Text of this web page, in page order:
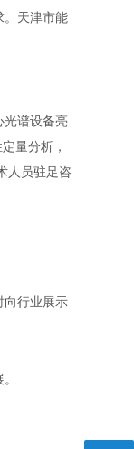
天津市能
光谱设备亮
量分析，
人员驻足咨
向行业展示